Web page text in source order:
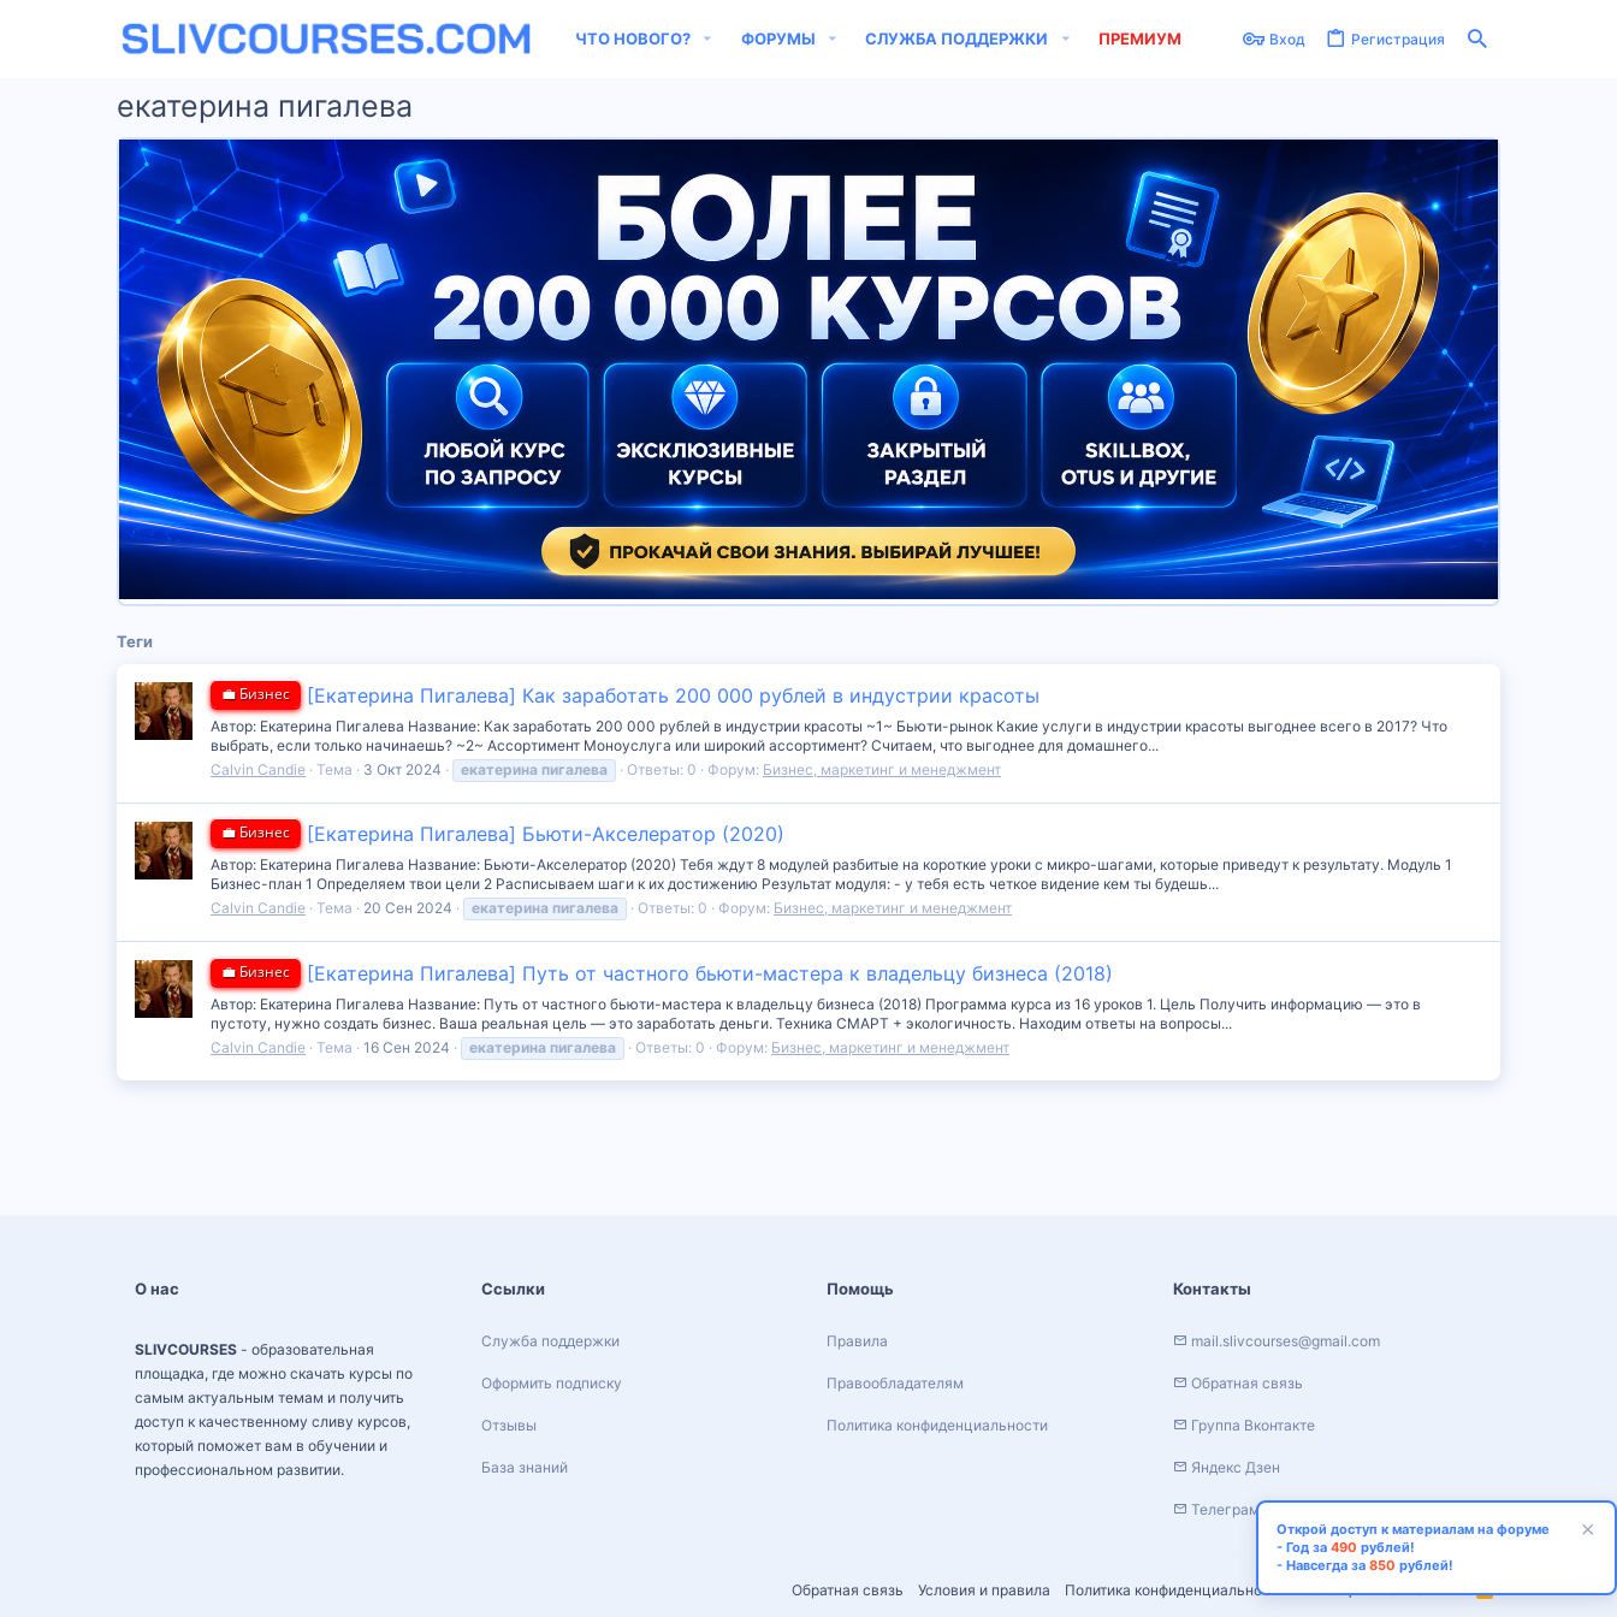
ЧТО НОВОГО? ФОРУМЫ СЛУЖБА ПОДДЕРЖКИ ПРЕМИУМ Вход Регистрация
екатерина пигалева
Теги
💼 Бизнес [Екатерина Пигалева] Как заработать 200 000 рублей в индустрии красоты
Автор: Екатерина Пигалева Название: Как заработать 200 000 рублей в индустрии красоты ~1~ Бьюти-рынок Какие услуги в индустрии красоты выгоднее всего в 2017? Что
выбрать, если только начинаешь? ~2~ Ассортимент Моноуслуга или широкий ассортимент? Считаем, что выгоднее для домашнего...
Calvin Candie Тема 3 Окт 2024 екатерина пигалева Ответы: 0 Форум: Бизнес, маркетинг и менеджмент
💼 Бизнес [Екатерина Пигалева] Бьюти-Акселератор (2020)
Автор: Екатерина Пигалева Название: Бьюти-Акселератор (2020) Тебя ждут 8 модулей разбитые на короткие уроки с микро-шагами, которые приведут к результату. Модуль 1
Бизнес-план 1 Определяем твои цели 2 Расписываем шаги к их достижению Результат модуля: - у тебя есть четкое видение кем ты будешь...
Calvin Candie Тема 20 Сен 2024 екатерина пигалева Ответы: 0 Форум: Бизнес, маркетинг и менеджмент
💼 Бизнес [Екатерина Пигалева] Путь от частного бьюти-мастера к владельцу бизнеса (2018)
Автор: Екатерина Пигалева Название: Путь от частного бьюти-мастера к владельцу бизнеса (2018) Программа курса из 16 уроков 1. Цель Получить информацию — это в
пустоту, нужно создать бизнес. Ваша реальная цель — это заработать деньги. Техника СМАРТ + экологичность. Находим ответы на вопросы...
Calvin Candie Тема 16 Сен 2024 екатерина пигалева Ответы: 0 Форум: Бизнес, маркетинг и менеджмент
Обратная связь Условия и правила Политика конфиденциальности Помощь Главная
О нас
SLIVCOURSES - образовательная
площадка, где можно скачать курсы по
самым актуальным темам и получить
доступ к качественному сливу курсов,
который поможет вам в обучении и
профессиональном развитии.
Ссылки
Служба поддержки
Оформить подписку
Отзывы
База знаний
Помощь
Правила
Правообладателям
Политика конфиденциальности
Контакты
mail.slivcourses@gmail.com
Обратная связь
Группа Вконтакте
Яндекс Дзен
Телеграм канал
Открой доступ к материалам на форуме
- Год за 490 рублей!
- Навсегда за 850 рублей!